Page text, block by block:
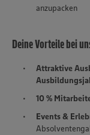
anzupacken
Deine Vorteile bei
Attraktive
10 %
Events &